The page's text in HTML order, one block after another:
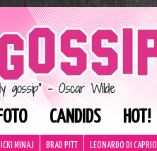
FOTO CANDIDS HOT!
MINAJ BRAD PITT LEONARDO DI CAPRIO